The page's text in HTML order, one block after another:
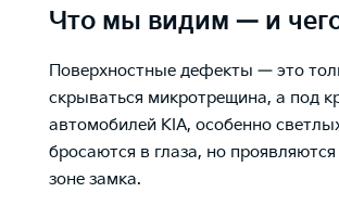
Что мы видим — и
Поверхностные дефекты — это
скрываться микротрещина, а под
автомобилей KIA, особенно
бросаются в глаза, но
зоне замка.